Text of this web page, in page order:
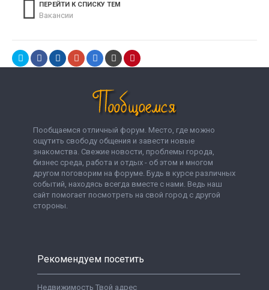
ПЕРЕЙТИ К СПИСКУ ТЕМ
Вакансии
Пообщаемся отличный форум. Место, где можно
ощутить свободу общения и завести новые
знакомства. Свежие новости, проблемы города,
бизнес среда, работа и отдых - об этом и многом
другом поговорим на форуме. Будь в курсе различных
событий, находясь всегда вместе с нами. Ведь наш
сайт помогает посмотреть на свой город с другой
стороны.
Рекомендуем посетить
Недвижимость Твой адрес